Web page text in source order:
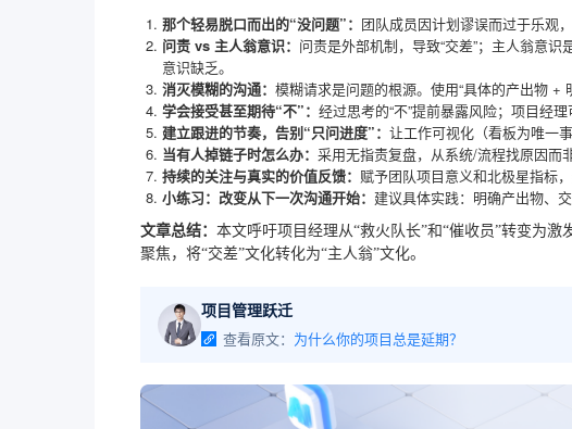
那个轻易脱口而出的“没问题”： 团队成员因计划谬误而过于乐观
问责 vs 主人翁意识： 问责是外部机制，导致“交差”；主人翁意
意识缺乏。
消灭模糊的沟通： 模糊请求是问题的根源。使用“具体的产出物 +
学会接受甚至期待“不”： 经过思考的“不”提前暴露风险；项目经
建立跟进的节奏，告别“只问进度”： 让工作可视化（看板为唯一
当有人掉链子时怎么办： 采用无指责复盘，从系统/流程找原因而
持续的关注与真实的价值反馈： 赋予团队项目意义和北极星指标
小练习：改变从下一次沟通开始： 建议具体实践：明确产出物、
文章总结： 本文呼吁项目经理从“救火队长”和“催收员”转变为
聚焦，将“交差”文化转化为“主人翁”文化。
项目管理跃迁
查看原文： 为什么你的项目总是延期？